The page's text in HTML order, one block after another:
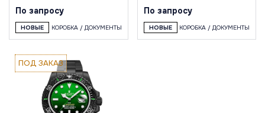
По запросу
НОВЫЕ КОРОБКА / ДОКУМЕНТЫ
По запросу
НОВЫЕ КОРОБКА / ДОКУМЕНТЫ
ПОД ЗАКАЗ